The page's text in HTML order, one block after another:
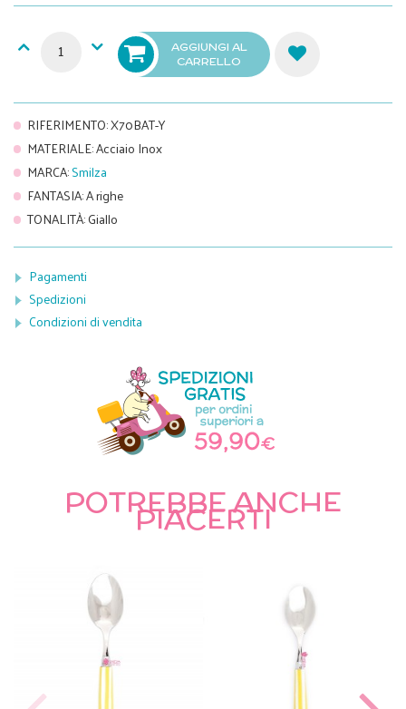
AGGIUNGI AL
CARRELLO
RIFERIMENTO:X70BAT-Y
MATERIALE:Acciaio Inox
MARCA:Smilza
FANTASIA:A righe
TONALITÀ:Giallo
Pagamenti
Spedizioni
Condizioni di vendita
POTREBBE ANCHE
PIACERTI